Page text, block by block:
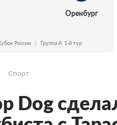
Оренбург
России Группа A. 1-й тур
Спорт
Dog